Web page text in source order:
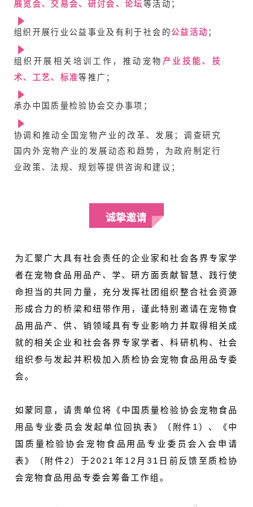
展览会、交易会、研讨会、论坛等活动；
组织开展行业公益事业及有利于社会的公益活动；
组织开展相关培训工作，推动宠物 产业技能、技
术、工艺、标准等推广；
承办中国质量检验协会交办事项；
协调和推动全国宠物产业的改革、发展；调查研究
国内外宠物产业的发展动态和趋势，为政府制定行
业政策、法规、规划等提供咨询和建议；
诚挚邀请
为汇聚广大具有社会责任的企业家和社会各界专家学
者在宠物食品用品产、学、研方面贡献智慧、践行使
命担当的共同力量，充分发挥社团组织整合社会资源
形成合力的桥梁和纽带作用，谨此特别邀请在宠物食
品用品产、供、销领域具有专业影响力并取得相关成
就的相关企业和社会各界专家学者、科研机构、社会
组织参与发起并积极加入质检协会宠物食品用品专委
会。
如蒙同意，请贵单位将《中国质量检验协会宠物食品
用品专业委员会发起单位回执表》（附件1）、《中
国质量检验协会宠物食品用品专业委员会入会申请
表》（附件2）于2021年12月31日前反馈至质检协
会宠物食品用品专委会筹备工作组。